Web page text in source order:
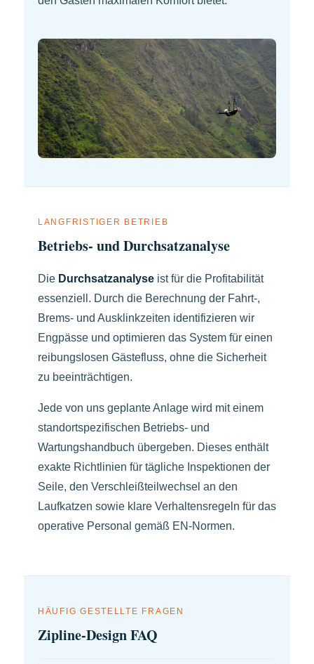
LANGFRISTIGER BETRIEB
Betriebs- und Durchsatzanalyse
Die Durchsatzanalyse ist für die Profitabilität
essenziell. Durch die Berechnung der Fahrt-,
Brems- und Ausklinkzeiten identifizieren wir
Engpässe und optimieren das System für einen
reibungslosen Gästefluss, ohne die Sicherheit
zu beeinträchtigen.
Jede von uns geplante Anlage wird mit einem
standortspezifischen Betriebs- und
Wartungshandbuch übergeben. Dieses enthält
exakte Richtlinien für tägliche Inspektionen der
Seile, den Verschleißteilwechsel an den
Laufkatzen sowie klare Verhaltensregeln für das
operative Personal gemäß EN-Normen.
HÄUFIG GESTELLTE FRAGEN
Zipline-Design FAQ